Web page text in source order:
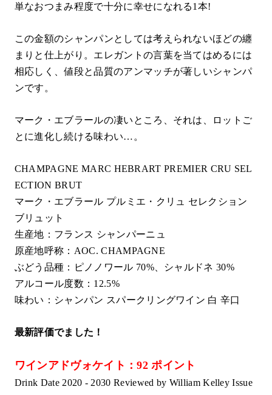
単なおつまみ程度で十分に幸せになれる1本!
この金額のシャンパンとしては考えられないほどの纏
まりと仕上がり。エレガントの言葉を当てはめるには
相応しく、値段と品質のアンマッチが著しいシャンパ
ンです。
マーク・エブラールの凄いところ、それは、ロットご
とに進化し続ける味わい…。
CHAMPAGNE MARC HEBRART PREMIER CRU SEL
ECTION BRUT
マーク・エブラール プルミエ・クリュ セレクション
ブリュット
生産地：フランス シャンパーニュ
原産地呼称：AOC. CHAMPAGNE
ぶどう品種：ピノノワール 70%、シャルドネ 30%
アルコール度数：12.5%
味わい：シャンパン スパークリングワイン 白 辛口
最新評価でました！
ワインアドヴォケイト：92 ポイント
Drink Date 2020 - 2030 Reviewed by William Kelley Issue